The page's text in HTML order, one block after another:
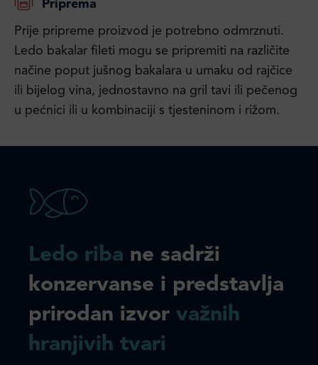
Priprema
Prije pripreme proizvod je potrebno odmrznuti.
Ledo bakalar fileti mogu se pripremiti na različite
načine poput jušnog bakalara u umaku od rajčice
ili bijelog vina, jednostavno na gril tavi ili pečenog
u pećnici ili u kombinaciji s tjesteninom i rižom.
Ledo riba ne sadrži
konzervanse i predstavlja
prirodan izvor važnih
hranjivih tvari